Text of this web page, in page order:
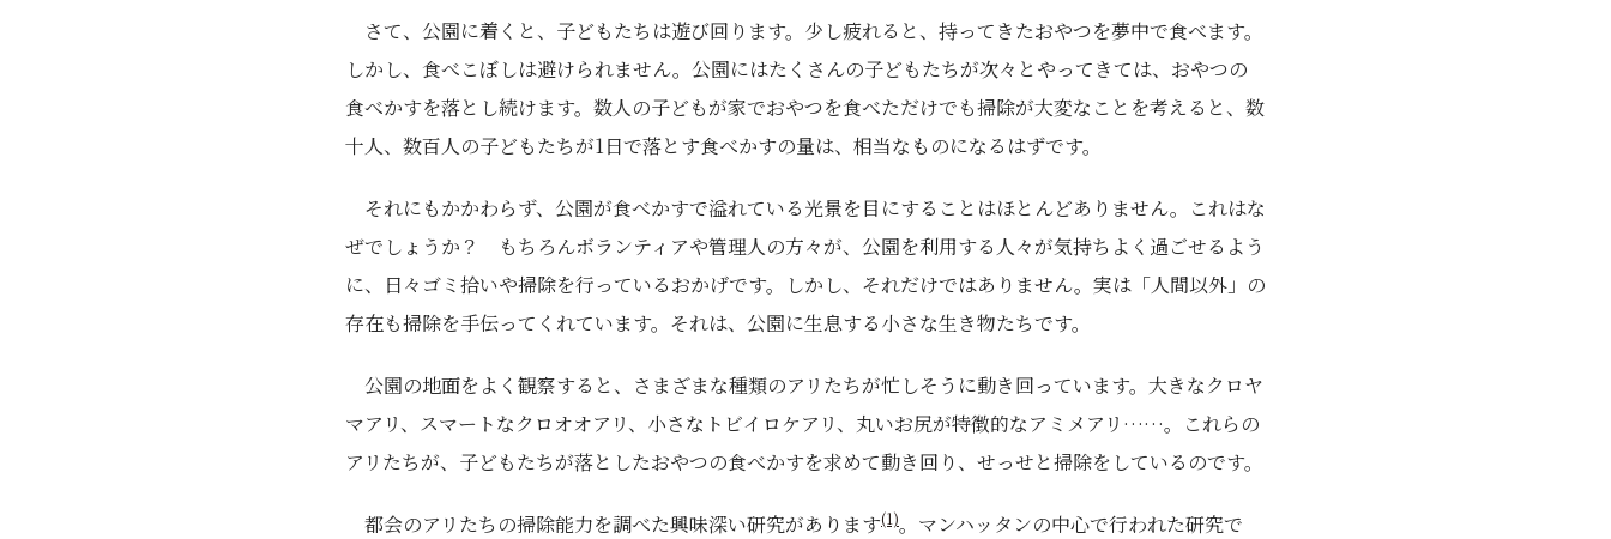
さて、公園に着くと、子どもたちは遊び回ります。少し疲れると、持ってきたおやつを夢中で食べます。
しかし、食べこぼしは避けられません。公園にはたくさんの子どもたちが次々とやってきては、おやつの
食べかすを落とし続けます。数人の子どもが家でおやつを食べただけでも掃除が大変なことを考えると、数
十人、数百人の子どもたちが1日で落とす食べかすの量は、相当なものになるはずです。
それにもかかわらず、公園が食べかすで溢れている光景を目にすることはほとんどありません。これはな
ぜでしょうか？ もちろんボランティアや管理人の方々が、公園を利用する人々が気持ちよく過ごせるよう
に、日々ゴミ拾いや掃除を行っているおかげです。しかし、それだけではありません。実は「人間以外」の
存在も掃除を手伝ってくれています。それは、公園に生息する小さな生き物たちです。
公園の地面をよく観察すると、さまざまな種類のアリたちが忙しそうに動き回っています。大きなクロヤ
マアリ、スマートなクロオオアリ、小さなトビイロケアリ、丸いお尻が特徴的なアミメアリ……。これらの
アリたちが、子どもたちが落としたおやつの食べかすを求めて動き回り、せっせと掃除をしているのです。
都会のアリたちの掃除能力を調べた興味深い研究があります(1)。マンハッタンの中心で行われた研究で